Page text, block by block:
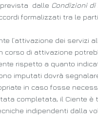
dalle Condizioni
formalizzati tra le parti.
l’attivazione dei servizi
corso di attivazione
rispetto a quanto
imputati dovrà
in caso fosse
completata, il Ciente
indipendenti dalla